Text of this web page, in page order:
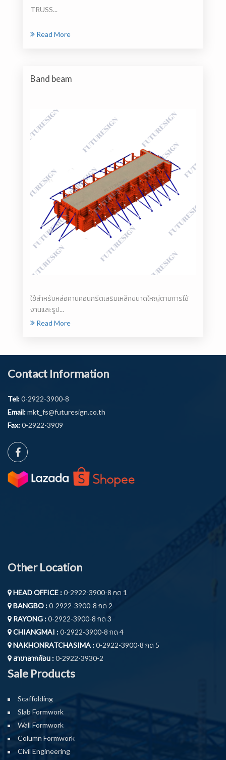
TRUSS...
Read More
Band beam
ใช้สำหรับหล่อคานคอนกรีตเสริมเหล็กขนาดใหญ่ตามการใช้
งานและรูป...
Read More
Contact Information
Tel:0-2922-3900-8
Email:mkt_fs@futuresign.co.th
Fax:0-2922-3909
Other Location
HEAD OFFICE :0-2922-3900-8 กด 1
BANGBO :0-2922-3900-8 กด 2
RAYONG :0-2922-3900-8 กด 3
CHIANGMAI :0-2922-3900-8 กด 4
NAKHONRATCHASIMA :0-2922-3900-8 กด 5
สาขาลากค้อน :0-2922-3930-2
Sale Products
Scaffolding
Slab Formwork
Wall Formwork
Column Formwork
Civil Engineering